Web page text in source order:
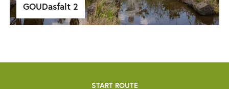
GOUDasfalt 2
START ROUTE